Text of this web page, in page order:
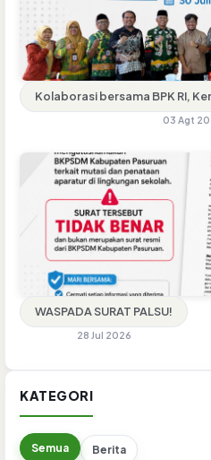
Kolaborasi bersama BPK RI,
03 Agt
WASPADA SURAT PALSU!
28 Jul 2026
KATEGORI
Semua Berita